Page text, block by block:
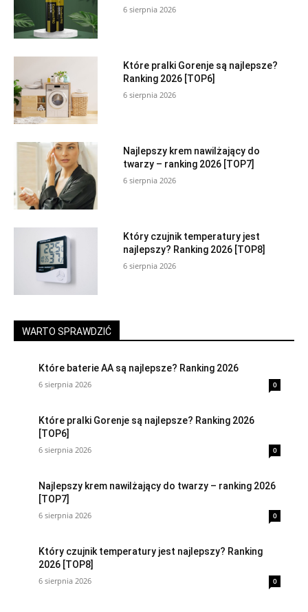
6 sierpnia 2026
Które pralki Gorenje są najlepsze?
Ranking 2026 [TOP6]
6 sierpnia 2026
Najlepszy krem nawilżający do
twarzy – ranking 2026 [TOP7]
6 sierpnia 2026
Który czujnik temperatury jest
najlepszy? Ranking 2026 [TOP8]
6 sierpnia 2026
WARTO SPRAWDZIĆ
Które baterie AA są najlepsze? Ranking 2026
6 sierpnia 2026 0
Które pralki Gorenje są najlepsze? Ranking 2026
[TOP6]
6 sierpnia 2026 0
Najlepszy krem nawilżający do twarzy – ranking 2026
[TOP7]
6 sierpnia 2026 0
Który czujnik temperatury jest najlepszy? Ranking
2026 [TOP8]
6 sierpnia 2026 0